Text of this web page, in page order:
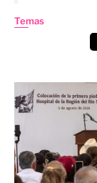
Temas